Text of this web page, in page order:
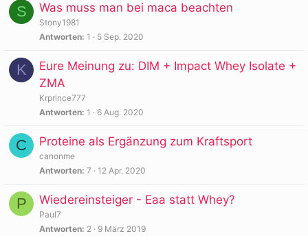
S Was muss man bei maca beachten
Stony1981
Antworten 1 5 Sep. 2020
K
Eure Meinung zu: DIM + Impact Whey Isolate +
ZMA
Krprince777
Antworten 1 6 Aug. 2020
C Proteine als Ergänzung zum Kraftsport
canonme
Antworten 7 12 Apr. 2020
P Wiedereinsteiger - Eaa statt Whey?
Paul7
Antworten 2 9 März 2019